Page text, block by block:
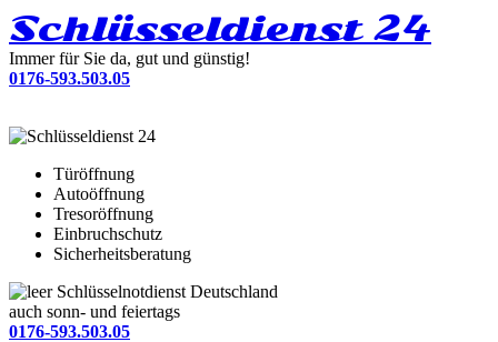
Schlüsseldienst 24
Immer für Sie da, gut und günstig!
0176-593.503.05
Türöffnung
Autoöffnung
Tresoröffnung
Einbruchschutz
Sicherheitsberatung
Schlüsselnotdienst Deutschland
auch sonn- und feiertags
0176-593.503.05